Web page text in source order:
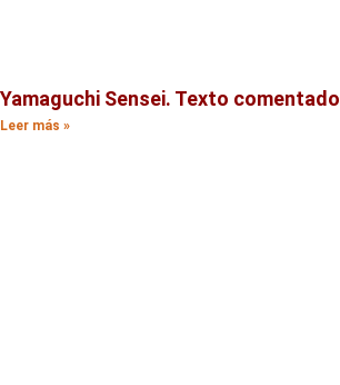
Yamaguchi Sensei. Texto comentado
Leer más »